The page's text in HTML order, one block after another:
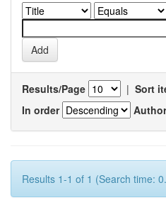
Results/Page | Sort
In order
Results 1-1 of 1 (Search time: